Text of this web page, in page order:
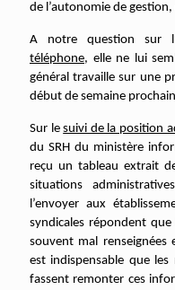
de l’autonomie de
A notre question sur
téléphone, elle ne lui
général travaille sur une
début de semaine
Sur lesuivi de la position
du SRH du ministère
reçu un tableau extrait
situations
l’envoyer aux
syndicales répondent
souvent mal renseignées
est indispensable que les
fassent remonter ces